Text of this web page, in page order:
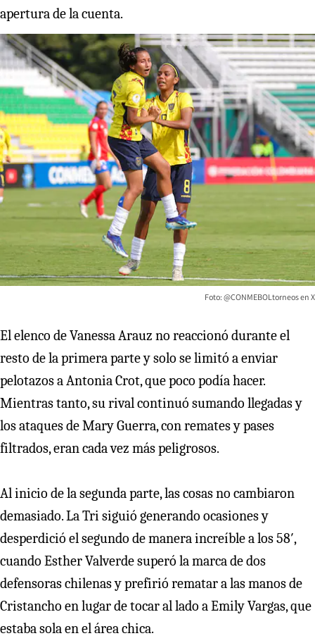
apertura de la cuenta.
Foto: @CONMEBOLtorneos en X
El elenco de Vanessa Arauz no reaccionó durante el
resto de la primera parte y solo se limitó a enviar
pelotazos a Antonia Crot, que poco podía hacer.
Mientras tanto, su rival continuó sumando llegadas y
los ataques de Mary Guerra, con remates y pases
filtrados, eran cada vez más peligrosos.
Al inicio de la segunda parte, las cosas no cambiaron
demasiado. La Tri siguió generando ocasiones y
desperdició el segundo de manera increíble a los 58′,
cuando Esther Valverde superó la marca de dos
defensoras chilenas y prefirió rematar a las manos de
Cristancho en lugar de tocar al lado a Emily Vargas, que
estaba sola en el área chica.